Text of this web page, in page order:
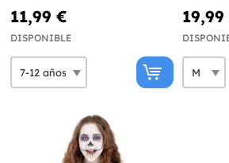
11,99 €
DISPONIBLE
19,99